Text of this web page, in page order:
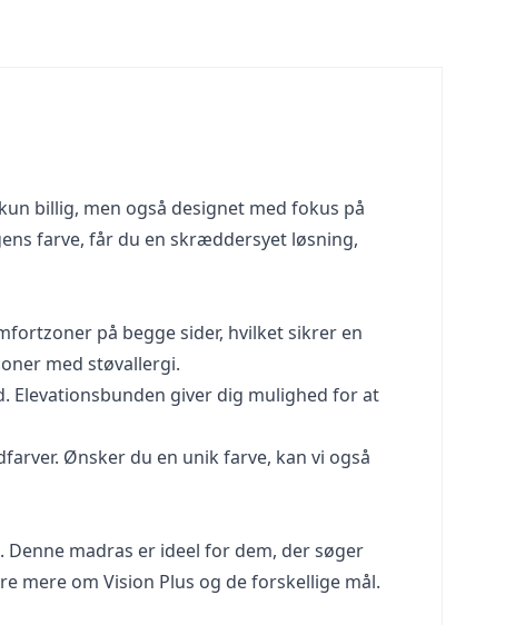
billig, men også designet med fokus på
farve, får du en skræddersyet løsning,
på begge sider, hvilket sikrer en
med støvallergi.
Elevationsbunden giver dig mulighed for at
Ønsker du en unik farve, kan vi også
madras er ideel for dem, der søger
mere om Vision Plus og de forskellige mål.